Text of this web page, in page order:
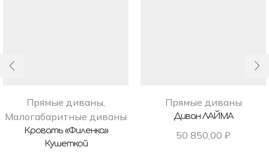
Прямые диваны,
Малогабаритные диваны
Кровать «Филенка»
Кушеткой
Прямые диваны
Диван ЛАЙМА
50 850,00 ₽